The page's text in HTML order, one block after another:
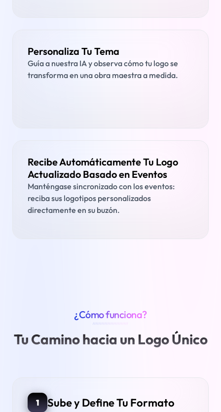
Personaliza Tu Tema
Guía a nuestra IA y observa cómo tu logo se
transforma en una obra maestra a medida.
Recibe Automáticamente Tu Logo
Actualizado Basado en Eventos
Manténgase sincronizado con los eventos:
reciba sus logotipos personalizados
directamente en su buzón.
¿Cómo funciona?
////////////////////////
Tu Camino hacia un Logo Único
1 Sube y Define Tu Formato